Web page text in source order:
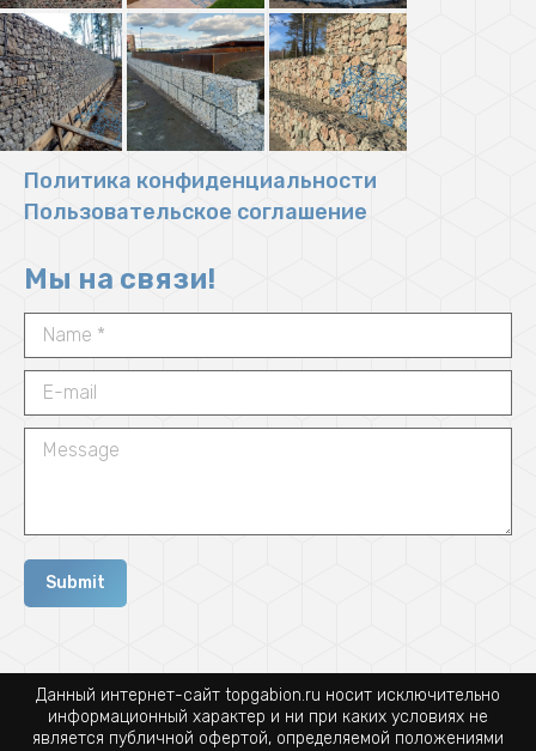
Политика конфиденциальности
Пользовательское соглашение
Мы на связи!
Name *
E-mail
Message
Submit
Данный интернет-сайт topgabion.ru носит исключительно
информационный характер и ни при каких условиях не
является публичной офертой, определяемой положениями